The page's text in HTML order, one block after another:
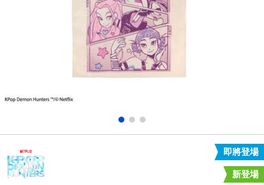
遊戲及拼圖系列
派對用品
NERF熱火 即將登場
新登場